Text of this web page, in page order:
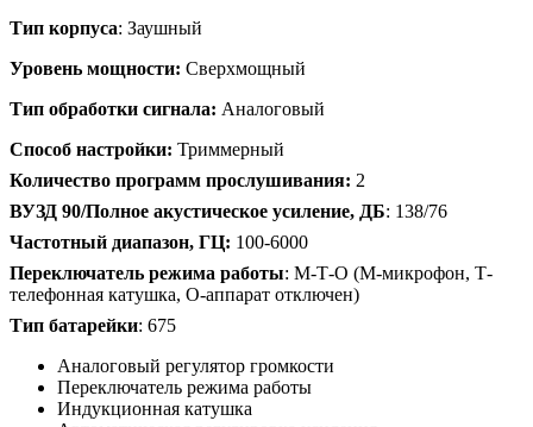
Тип корпуса: Заушный
Уровень мощности: Сверхмощный
Тип обработки сигнала: Аналоговый
Способ настройки: Триммерный
Количество программ прослушивания: 2
ВУЗД 90/Полное акустическое усиление, ДБ: 138/76
Частотный диапазон, ГЦ: 100-6000
Переключатель режима работы: М-Т-О (М-микрофон, Т-
телефонная катушка, О-аппарат отключен)
Тип батарейки: 675
Аналоговый регулятор громкости
Переключатель режима работы
Индукционная катушка